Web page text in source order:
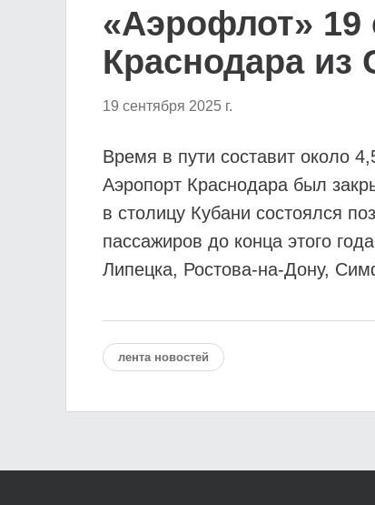
«Аэрофлот» 19
Краснодара из
19 сентября 2025 г.
Время в пути составит около
Аэропорт Краснодара был
в столицу Кубани состоялся
пассажиров до конца этого
Липецка, Ростова-на-Дону,
лента новостей